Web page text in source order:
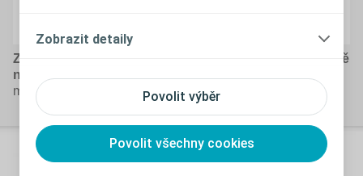
Povolit výběr
Povolit všechny cookies
Zobrazit detaily
Změna pozice katétru, dokud se močový měchýř úplně
nevyprázdní, je důležitá, abyste snížili riziko infekcí
močových cest.
Nižší tření, nižší